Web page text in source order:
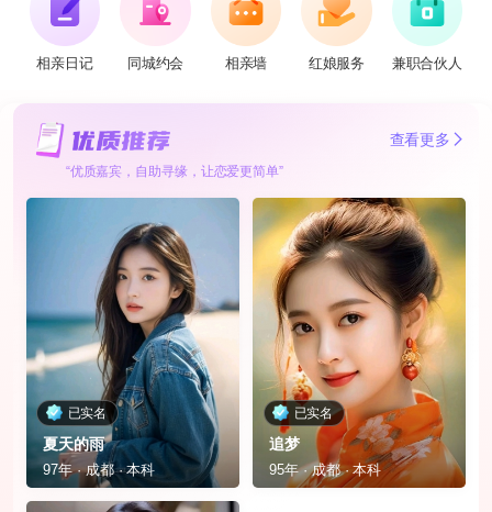
相亲日记 同城约会 相亲墙 红娘服务 兼职合伙人
查看更多
“优质嘉宾，自助寻缘，让恋爱更简单”
已实名
夏天的雨
97年 · 成都 · 本科
已实名
追梦
95年 · 成都 · 本科